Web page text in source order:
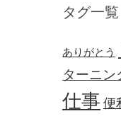
タグ一覧
ありがとう
ターニン
仕事便